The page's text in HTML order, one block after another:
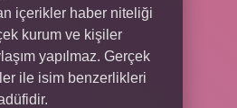
içerikler haber niteliği
kurum ve kişiler
yapılmaz. Gerçek
ile isim benzerlikleri